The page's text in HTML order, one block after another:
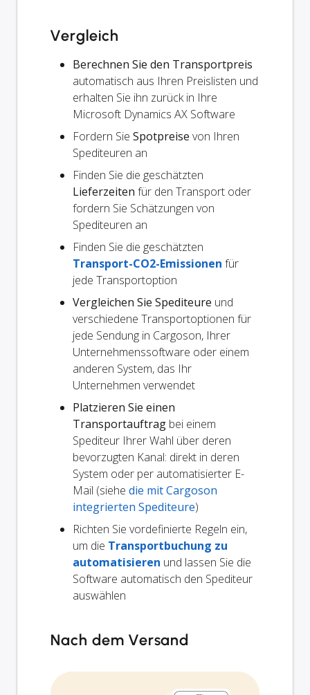
Vergleich
Berechnen Sie den Transportpreis
automatisch aus Ihren Preislisten und
erhalten Sie ihn zurück in Ihre
Microsoft Dynamics AX Software
Fordern Sie Spotpreise von Ihren
Spediteuren an
Finden Sie die geschätzten
Lieferzeiten für den Transport oder
fordern Sie Schätzungen von
Spediteuren an
Finden Sie die geschätzten
Transport-CO2-Emissionen für
jede Transportoption
Vergleichen Sie Spediteure und
verschiedene Transportoptionen für
jede Sendung in Cargoson, Ihrer
Unternehmenssoftware oder einem
anderen System, das Ihr
Unternehmen verwendet
Platzieren Sie einen
Transportauftrag bei einem
Spediteur Ihrer Wahl über deren
bevorzugten Kanal: direkt in deren
System oder per automatisierter E-
Mail (siehe die mit Cargoson
integrierten Spediteure)
Richten Sie vordefinierte Regeln ein,
um die Transportbuchung zu
automatisieren und lassen Sie die
Software automatisch den Spediteur
auswählen
Nach dem Versand